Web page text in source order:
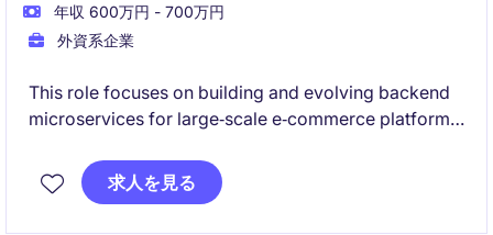
年収 600万円 - 700万円
外資系企業
This role focuses on building and evolving backend
microservices for large‑scale e‑commerce platforms.
customer rewards, order delivery logic, and
high‑volume transactions.
求人を見る